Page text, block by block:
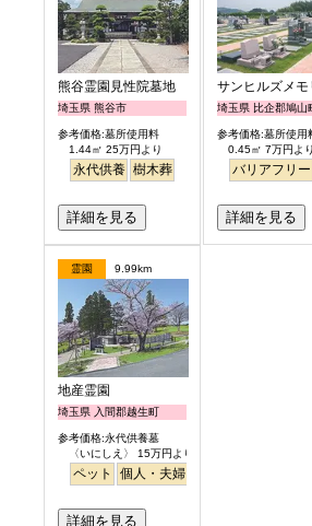
熊谷霊園見性院墓地
埼玉県 熊谷市
参考価格:墓所使用料
1.44㎡ 25万円より
永代供養 樹木葬
詳細を見る
サンヒルズメモ
埼玉県 比企郡鳩山町
参考価格:墓所使用
0.45㎡ 7万円より
バリアフリー
詳細を見る
霊園 9.99km
地産霊園
埼玉県 入間郡越生町
参考価格:永代供養墓
〈いにしえ〉 15万円より
ペット 個人・夫婦
詳細を見る